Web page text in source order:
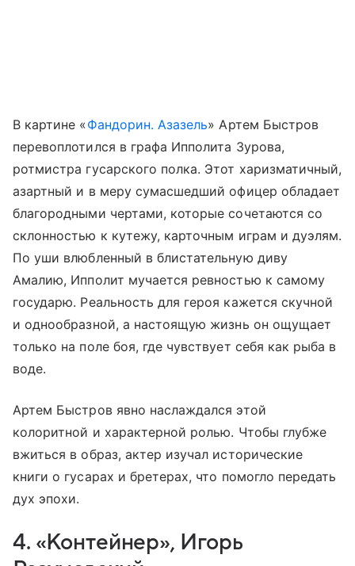
В картине «Фандорин. Азазель» Артем Быстров
перевоплотился в графа Ипполита Зурова,
ротмистра гусарского полка. Этот харизматичный,
азартный и в меру сумасшедший офицер обладает
благородными чертами, которые сочетаются со
склонностью к кутежу, карточным играм и дуэлям.
По уши влюбленный в блистательную диву
Амалию, Ипполит мучается ревностью к самому
государю. Реальность для героя кажется скучной
и однообразной, а настоящую жизнь он ощущает
только на поле боя, где чувствует себя как рыба в
воде.
Артем Быстров явно наслаждался этой
колоритной и характерной ролью. Чтобы глубже
вжиться в образ, актер изучал исторические
книги о гусарах и бретерах, что помогло передать
дух эпохи.
4. «Контейнер», Игорь